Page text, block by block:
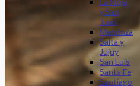
y San
Juan
Mendoza
Salta y
Jujuy
San Luis
Santa Fe
Santiago